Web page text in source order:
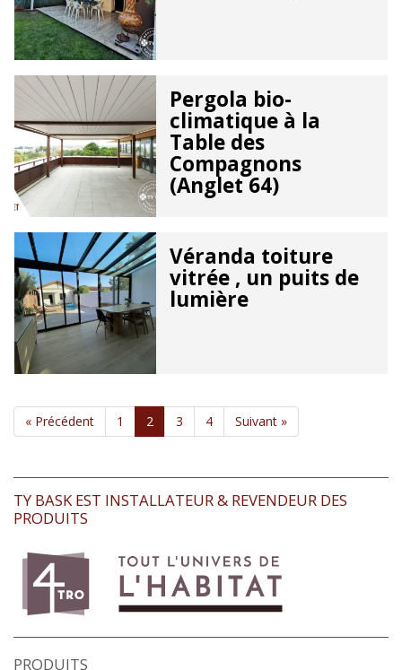
Pergola bio-
climatique à la
Table des
Compagnons
(Anglet 64)
Véranda toiture
vitrée , un puits de
lumière
« Précédent 1 2 3 4 Suivant »
TY BASK EST INSTALLATEUR & REVENDEUR DES
PRODUITS
PRODUITS